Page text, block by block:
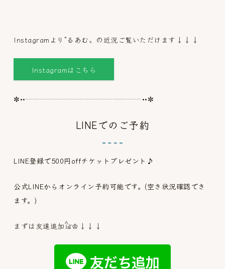
Instagramより“るあむ〟の近況ご覧いただけます↓↓↓
Instagramはこちら
✼••┈┈┈┈┈┈┈┈┈┈┈┈┈┈┈┈••✼
LINEでのご予約
LINE登録で500円offチケットプレゼント♪
公式LINEからオンライン予約可能です。(空き状況確認でき
ます。)
まずは友達追加𓃠♔↓↓↓